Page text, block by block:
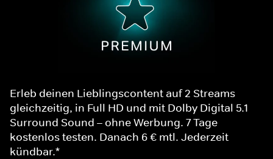
Erleb deinen Lieblingscontent auf 2 Streams
gleichzeitig, in Full HD und mit Dolby Digital 5.1
Surround Sound – ohne Werbung. 7 Tage
kostenlos testen. Danach 6 € mtl. Jederzeit
kündbar.*